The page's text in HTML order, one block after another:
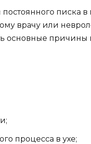
писка в
врачу или
основные причины
процесса в ухе;